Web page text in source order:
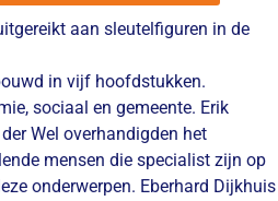
aan sleutelfiguren in de
in vijf hoofdstukken.
sociaal en gemeente. Erik
Wel overhandigden het
mensen die specialist zijn op
onderwerpen. Eberhard Dijkhuis